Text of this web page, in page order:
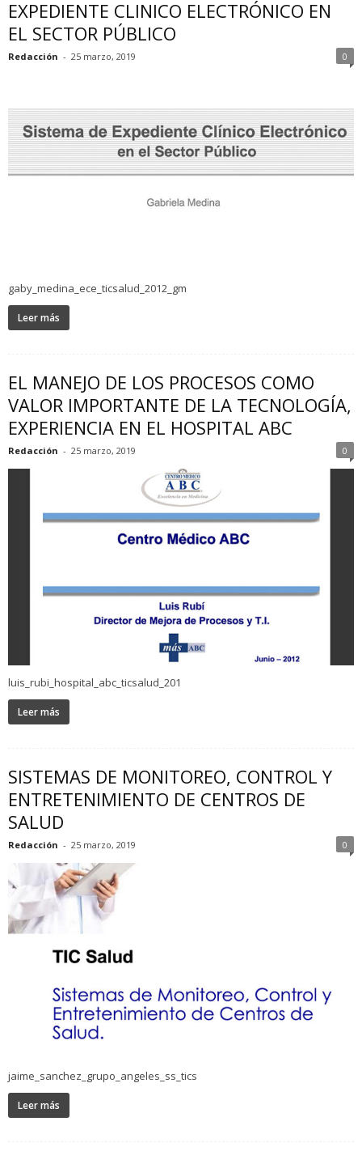
EXPEDIENTE CLINICO ELECTRÓNICO EN
EL SECTOR PÚBLICO
Redacción - 25 marzo, 2019 0
gaby_medina_ece_ticsalud_2012_gm
Leer más
EL MANEJO DE LOS PROCESOS COMO
VALOR IMPORTANTE DE LA TECNOLOGÍA,
EXPERIENCIA EN EL HOSPITAL ABC
Redacción - 25 marzo, 2019 0
luis_rubi_hospital_abc_ticsalud_201
Leer más
SISTEMAS DE MONITOREO, CONTROL Y
ENTRETENIMIENTO DE CENTROS DE
SALUD
Redacción - 25 marzo, 2019 0
jaime_sanchez_grupo_angeles_ss_tics
Leer más